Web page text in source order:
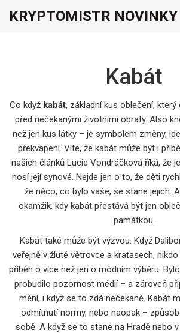
KRYPTOMISTR NOVINKY
Kabát
Co když kabát, základní kus oblečení,
před nečekanými životními obraty. Also
než jen kus látky – je symbolem změny,
překvapení. Víte, že kabát může být i
našich článků Lucie Vondráčková říká, že
nosí její synové. Nejde jen o to, že děti
že něco, co bylo vaše, se stane jejich.
okamžik, kdy kabát přestává být jen
památkou.
Kabát také může být výzvou. Když
veřejně v žluté větrovce a kraťasech,
příběh o více než jen o módním výběru.
probudilo pozornost médií – a zároveň
mění, i když se to zdá nečekaně. Kabát
odmítnutí normy, nebo naopak –
sobě. A když se to stane na Hradě nebo